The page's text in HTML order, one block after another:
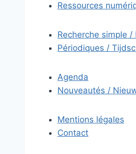
Ressources
Recherche simple /
Périodiques /
Agenda
Nouveautés /
Mentions légales
Contact